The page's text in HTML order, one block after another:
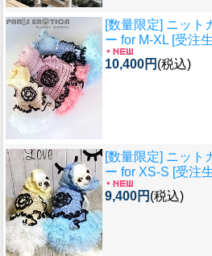
[数量限定] ニット
ー for M-XL [受注
10,400円 (税込)
[数量限定] ニット
ー for XS-S [受注
9,400円 (税込)